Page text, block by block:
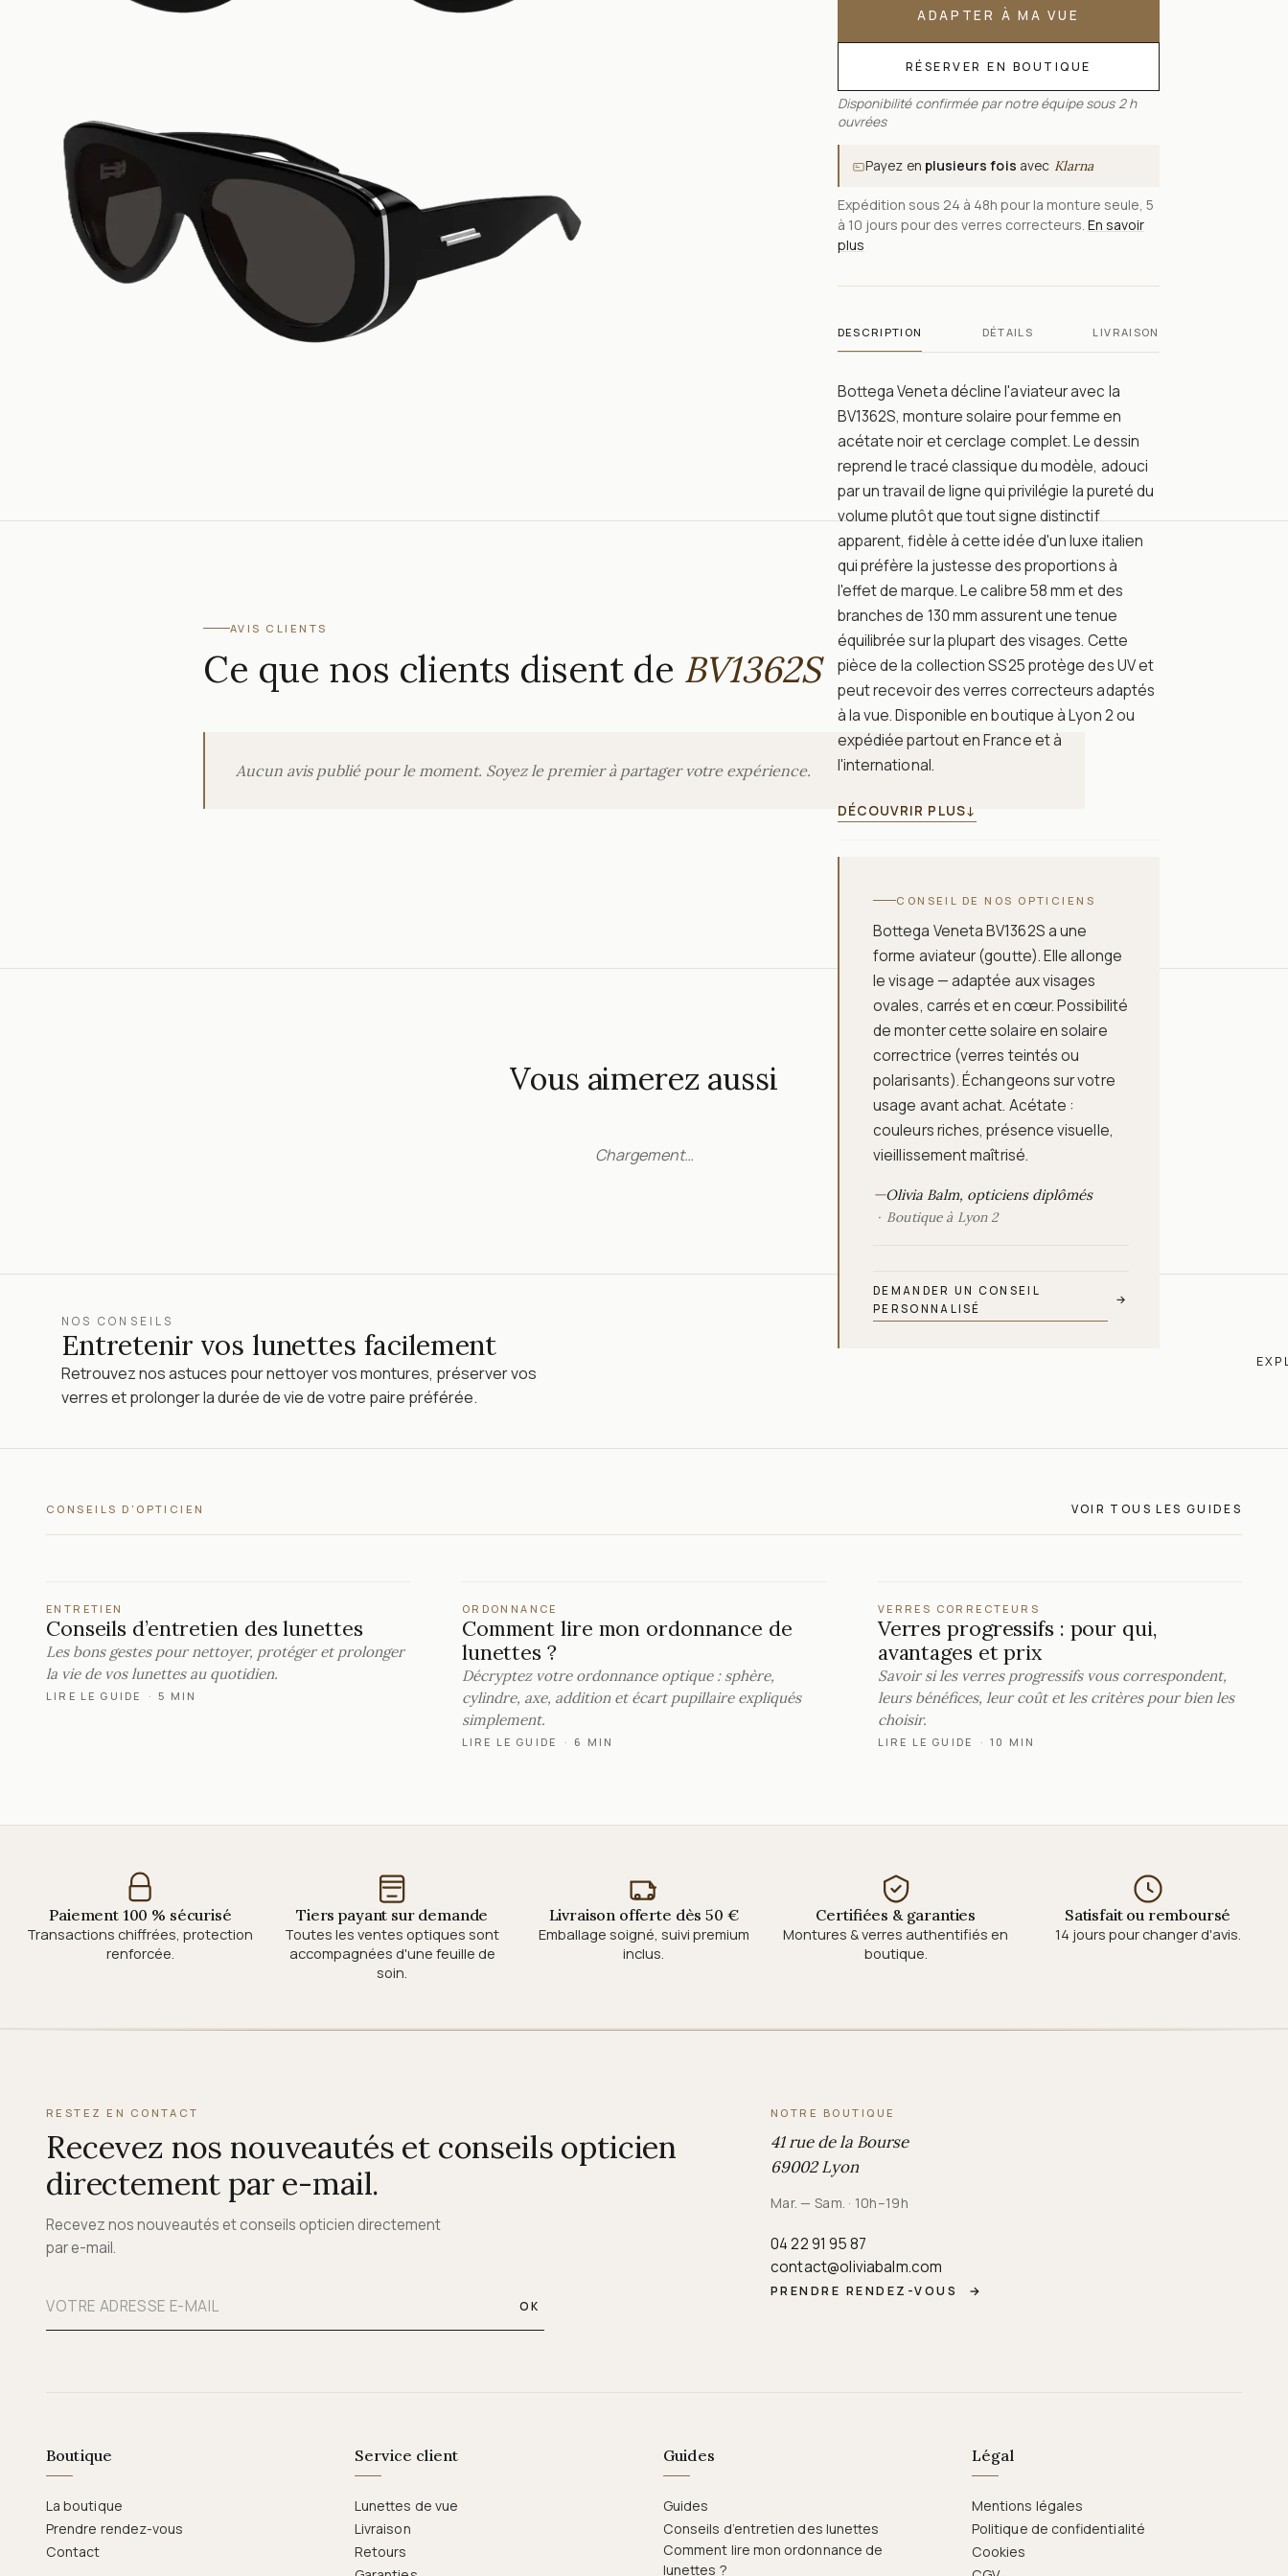
ADAPTER À MA VUE
RÉSERVER EN BOUTIQUE
Disponibilité confirmée par notre équipe sous 2 h
ouvrées
Payez en plusieurs fois avec Klarna
Expédition sous 24 à 48h pour la monture seule, 5
à 10 jours pour des verres correcteurs. En savoir
plus
DESCRIPTION DÉTAILS LIVRAISON
Bottega Veneta décline l'aviateur avec la
BV1362S, monture solaire pour femme en
acétate noir et cerclage complet. Le dessin
reprend le tracé classique du modèle, adouci
par un travail de ligne qui privilégie la pureté du
volume plutôt que tout signe distinctif
apparent, fidèle à cette idée d'un luxe italien
qui préfère la justesse des proportions à
l'effet de marque. Le calibre 58 mm et des
branches de 130 mm assurent une tenue
équilibrée sur la plupart des visages. Cette
pièce de la collection SS25 protège des UV et
peut recevoir des verres correcteurs adaptés
à la vue. Disponible en boutique à Lyon 2 ou
expédiée partout en France et à
l'international.
DÉCOUVRIR PLUS↓
CONSEIL DE NOS OPTICIENS
Bottega Veneta BV1362S a une
forme aviateur (goutte). Elle allonge
le visage — adaptée aux visages
ovales, carrés et en cœur. Possibilité
de monter cette solaire en solaire
correctrice (verres teintés ou
polarisants). Échangeons sur votre
usage avant achat. Acétate :
couleurs riches, présence visuelle,
vieillissement maîtrisé.
—Olivia Balm, opticiens diplômés
Boutique à Lyon 2
DEMANDER UN CONSEIL
PERSONNALISÉ
→
AVIS CLIENTS
Ce que nos clients disent de BV1362S
Aucun avis publié pour le moment. Soyez le premier à partager votre expérience.
Vous aimerez aussi
Chargement…
NOS CONSEILS
Entretenir vos lunettes facilement
Retrouvez nos astuces pour nettoyer vos montures, préserver vos
verres et prolonger la durée de vie de votre paire préférée.
CONSEILS D'OPTICIEN VOIR TOUS LES GUIDES
ENTRETIEN
Conseils d’entretien des lunettes
Les bons gestes pour nettoyer, protéger et prolonger
la vie de vos lunettes au quotidien.
LIRE LE GUIDE · 5 MIN
ORDONNANCE
Comment lire mon ordonnance de
lunettes ?
Décryptez votre ordonnance optique : sphère,
cylindre, axe, addition et écart pupillaire expliqués
simplement.
LIRE LE GUIDE · 6 MIN
VERRES CORRECTEURS
Verres progressifs : pour qui,
avantages et prix
Savoir si les verres progressifs vous correspondent,
leurs bénéfices, leur coût et les critères pour bien les
choisir.
LIRE LE GUIDE · 10 MIN
Paiement 100 % sécurisé
Transactions chiffrées, protection
renforcée.
Tiers payant sur demande
Toutes les ventes optiques sont
accompagnées d'une feuille de
soin.
Livraison offerte dès 50 €
Emballage soigné, suivi premium
inclus.
Certifiées & garanties
Montures & verres authentifiés en
boutique.
Satisfait ou remboursé
14 jours pour changer d'avis.
RESTEZ EN CONTACT
Recevez nos nouveautés et conseils opticien
directement par e-mail.
Recevez nos nouveautés et conseils opticien directement
par e-mail.
OK
NOTRE BOUTIQUE
41 rue de la Bourse
69002 Lyon
Mar. — Sam. · 10h–19h
04 22 91 95 87
contact@oliviabalm.com
PRENDRE RENDEZ-VOUS →
Boutique
La boutique
Prendre rendez-vous
Contact
Service client
Lunettes de vue
Livraison
Retours
Guides
Guides
Conseils d’entretien des lunettes
Comment lire mon ordonnance de
lunettes ?
Légal
Mentions légales
Politique de confidentialité
Cookies